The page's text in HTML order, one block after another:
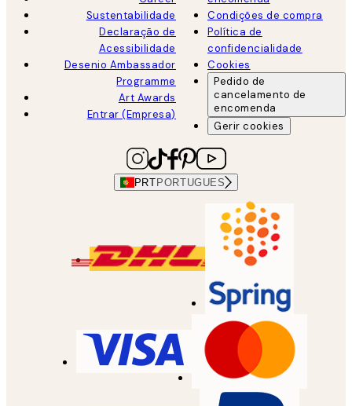
Sustentabilidade
Declaração de
Acessibilidade
Desenio Ambassador
Programme
Art Awards
Entrar (Empresa)
Condições de compra
Política de
confidencialidade
Cookies
Pedido de
cancelamento de
encomenda
Gerir cookies
PRT PORTUGUES